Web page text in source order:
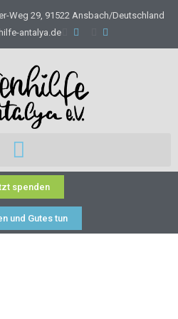
Weg 29, 91522 Ansbach/Deutschland
antalya.de
spenden
und Gutes tun